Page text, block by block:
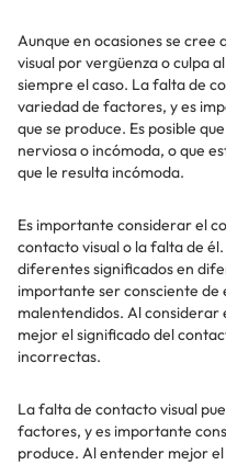
Aunque en ocasiones se cree
visual por vergüenza o culpa
siempre el caso. La falta de
variedad de factores, y es
que se produce. Es posible
nerviosa o incómoda, o que
que le resulta incómoda.
Es importante considerar el
contacto visual o la falta de
diferentes significados en
importante ser consciente
malentendidos. Al
mejor el significado del
incorrectas.
La falta de contacto visual
factores, y es importante
produce. Al entender mejor